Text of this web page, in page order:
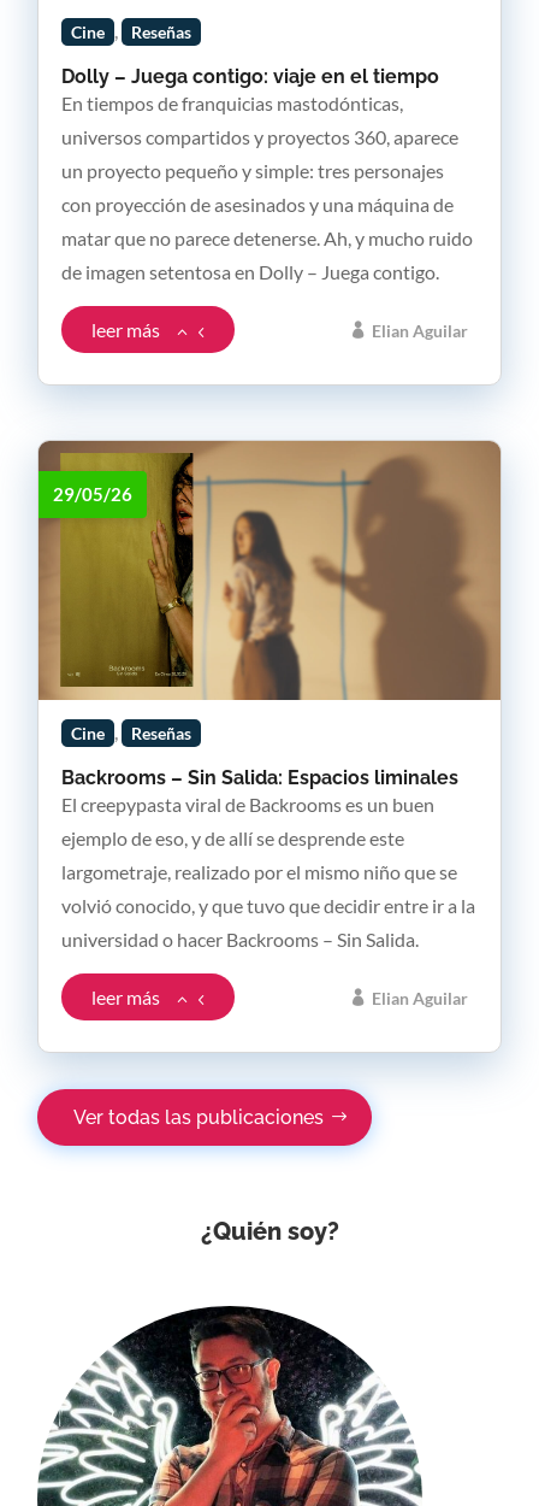
Dolly – Juega contigo: viaje en el tiempo
Elian Aguilar
Cine , Reseñas
En tiempos de franquicias mastodónticas,
universos compartidos y proyectos 360, aparece
un proyecto pequeño y simple: tres personajes
con proyección de asesinados y una máquina de
matar que no parece detenerse. Ah, y mucho ruido
de imagen setentosa en Dolly – Juega contigo.
leer más
Backrooms – Sin Salida: Espacios liminales
Elian Aguilar
29/05/26
Cine , Reseñas
El creepypasta viral de Backrooms es un buen
ejemplo de eso, y de allí se desprende este
largometraje, realizado por el mismo niño que se
volvió conocido, y que tuvo que decidir entre ir a la
universidad o hacer Backrooms – Sin Salida.
leer más
Ver todas las publicaciones
¿Quién soy?